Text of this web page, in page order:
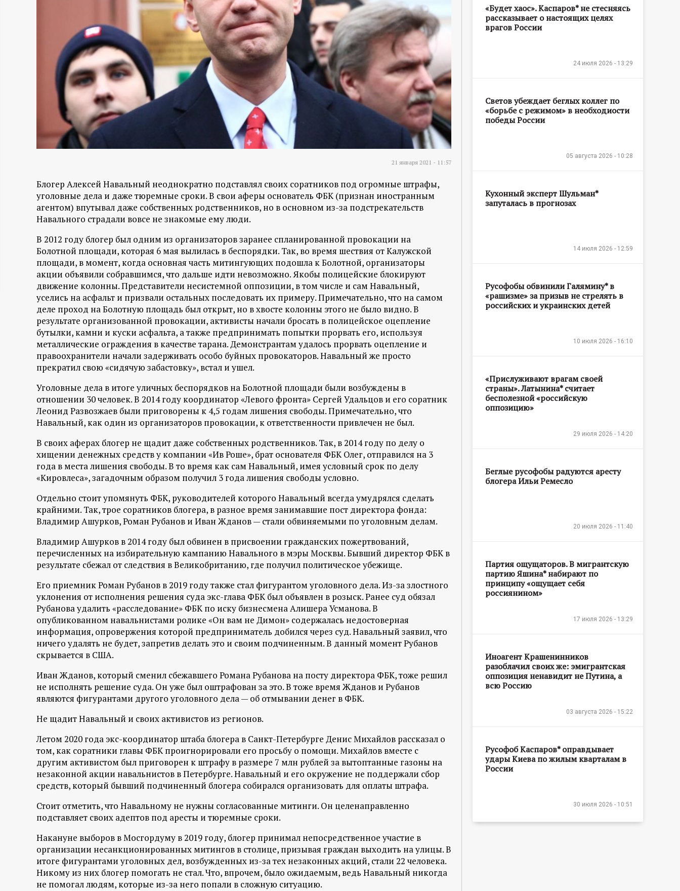
о
м
а
ц
и
о
н
н
ы
й
п
о
р
т
а
л
21 января 2021 - 11:57
Блогер Алексей Навальный неоднократно подставлял своих соратников под огромные штрафы,
уголовные дела и даже тюремные сроки. В свои аферы основатель ФБК (признан иностранным
агентом) впутывал даже собственных родственников, но в основном из-за подстрекательств
Навального страдали вовсе не знакомые ему люди.
В 2012 году блогер был одним из организаторов заранее спланированной провокации на
Болотной площади, которая 6 мая вылилась в беспорядки. Так, во время шествия от Калужской
площади, в момент, когда основная часть митингующих подошла к Болотной, организаторы
акции объявили собравшимся, что дальше идти невозможно. Якобы полицейские блокируют
движение колонны. Представители несистемной оппозиции, в том числе и сам Навальный,
уселись на асфальт и призвали остальных последовать их примеру. Примечательно, что на самом
деле проход на Болотную площадь был открыт, но в хвосте колонны этого не было видно. В
результате организованной провокации, активисты начали бросать в полицейское оцепление
бутылки, камни и куски асфальта, а также предпринимать попытки прорвать его, используя
металлические ограждения в качестве тарана. Демонстрантам удалось прорвать оцепление и
правоохранители начали задерживать особо буйных провокаторов. Навальный же просто
прекратил свою «сидячую забастовку», встал и ушел.
Уголовные дела в итоге уличных беспорядков на Болотной площади были возбуждены в
отношении 30 человек. В 2014 году координатор «Левого фронта» Сергей Удальцов и его соратник
Леонид Развозжаев были приговорены к 4,5 годам лишения свободы. Примечательно, что
Навальный, как один из организаторов провокации, к ответственности привлечен не был.
В своих аферах блогер не щадит даже собственных родственников. Так, в 2014 году по делу о
хищении денежных средств у компании «Ив Роше», брат основателя ФБК Олег, отправился на 3
года в места лишения свободы. В то время как сам Навальный, имея условный срок по делу
«Кировлеса», загадочным образом получил 3 года лишения свободы условно.
Отдельно стоит упомянуть ФБК, руководителей которого Навальный всегда умудрялся сделать
крайними. Так, трое соратников блогера, в разное время занимавшие пост директора фонда:
Владимир Ашурков, Роман Рубанов и Иван Жданов — стали обвиняемыми по уголовным делам.
Владимир Ашурков в 2014 году был обвинен в присвоении гражданских пожертвований,
перечисленных на избирательную кампанию Навального в мэры Москвы. Бывший директор ФБК в
результате сбежал от следствия в Великобританию, где получил политическое убежище.
Его приемник Роман Рубанов в 2019 году также стал фигурантом уголовного дела. Из-за злостного
уклонения от исполнения решения суда экс-глава ФБК был объявлен в розыск. Ранее суд обязал
Рубанова удалить «расследование» ФБК по иску бизнесмена Алишера Усманова. В
опубликованном навальнистами ролике «Он вам не Димон» содержалась недостоверная
информация, опровержения которой предприниматель добился через суд. Навальный заявил, что
ничего удалять не будет, запретив делать это и своим подчиненным. В данный момент Рубанов
скрывается в США.
Иван Жданов, который сменил сбежавшего Романа Рубанова на посту директора ФБК, тоже решил
не исполнять решение суда. Он уже был оштрафован за это. В тоже время Жданов и Рубанов
являются фигурантами другого уголовного дела — об отмывании денег в ФБК.
Не щадит Навальный и своих активистов из регионов.
Летом 2020 года экс-координатор штаба блогера в Санкт-Петербурге Денис Михайлов рассказал о
том, как соратники главы ФБК проигнорировали его просьбу о помощи. Михайлов вместе с
другим активистом был приговорен к штрафу в размере 7 млн рублей за вытоптанные газоны на
незаконной акции навальнистов в Петербурге. Навальный и его окружение не поддержали сбор
средств, который бывший подчиненный блогера собирался организовать для оплаты штрафа.
Стоит отметить, что Навальному не нужны согласованные митинги. Он целенаправленно
подставляет своих адептов под аресты и тюремные сроки.
Накануне выборов в Мосгордуму в 2019 году, блогер принимал непосредственное участие в
организации несанкционированных митингов в столице, призывая граждан выходить на улицы. В
итоге фигурантами уголовных дел, возбужденных из-за тех незаконных акций, стали 22 человека.
Никому из них блогер помогать не стал. Что, впрочем, было ожидаемым, ведь Навальный никогда
не помогал людям, которые из-за него попали в сложную ситуацию.
«Будет хаос». Каспаров* не стесняясь
рассказывает о настоящих целях
врагов России
24 июля 2026 - 13:29
Светов убеждает беглых коллег по
«борьбе с режимом» в необходиости
победы России
05 августа 2026 - 10:28
Кухонный эксперт Шульман*
запуталась в прогнозах
14 июля 2026 - 12:59
Русофобы обвинили Галямину* в
«рашизме» за призыв не стрелять в
российских и украинских детей
10 июля 2026 - 16:10
«Прислуживают врагам своей
страны». Латынина* считает
бесполезной «российскую
оппозицию»
29 июля 2026 - 14:20
Беглые русофобы радуются аресту
блогера Ильи Ремесло
20 июля 2026 - 11:40
Партия ощущаторов. В мигрантскую
партию Яшина* набирают по
принципу «ощущает себя
россиянином»
17 июля 2026 - 13:29
Иноагент Крашенинников
разоблачил своих же: эмигрантская
оппозиция ненавидит не Путина, а
всю Россию
03 августа 2026 - 15:22
Русофоб Каспаров* оправдывает
удары Киева по жилым кварталам в
России
30 июля 2026 - 10:51